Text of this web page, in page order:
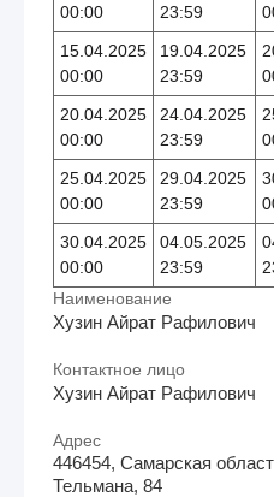
00:00
23:59
15.04.2025
00:00
19.04.2025
23:59
20.04.2025
00:00
24.04.2025
23:59
25.04.2025
00:00
29.04.2025
23:59
30.04.2025
00:00
04.05.2025
23:59
Наименование
Хузин Айрат Рафилович
Контактное лицо
Хузин Айрат Рафилович
Адрес
446454, Самарская
Тельмана, 84